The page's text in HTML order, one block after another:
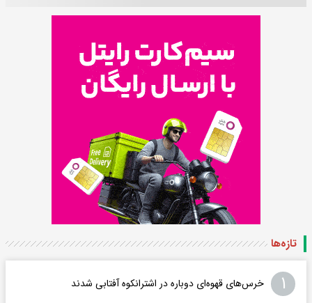
تازه‌ها
۱ خرس‌های قهوه‌ای دوباره در اشترانکوه آفتابی شدند